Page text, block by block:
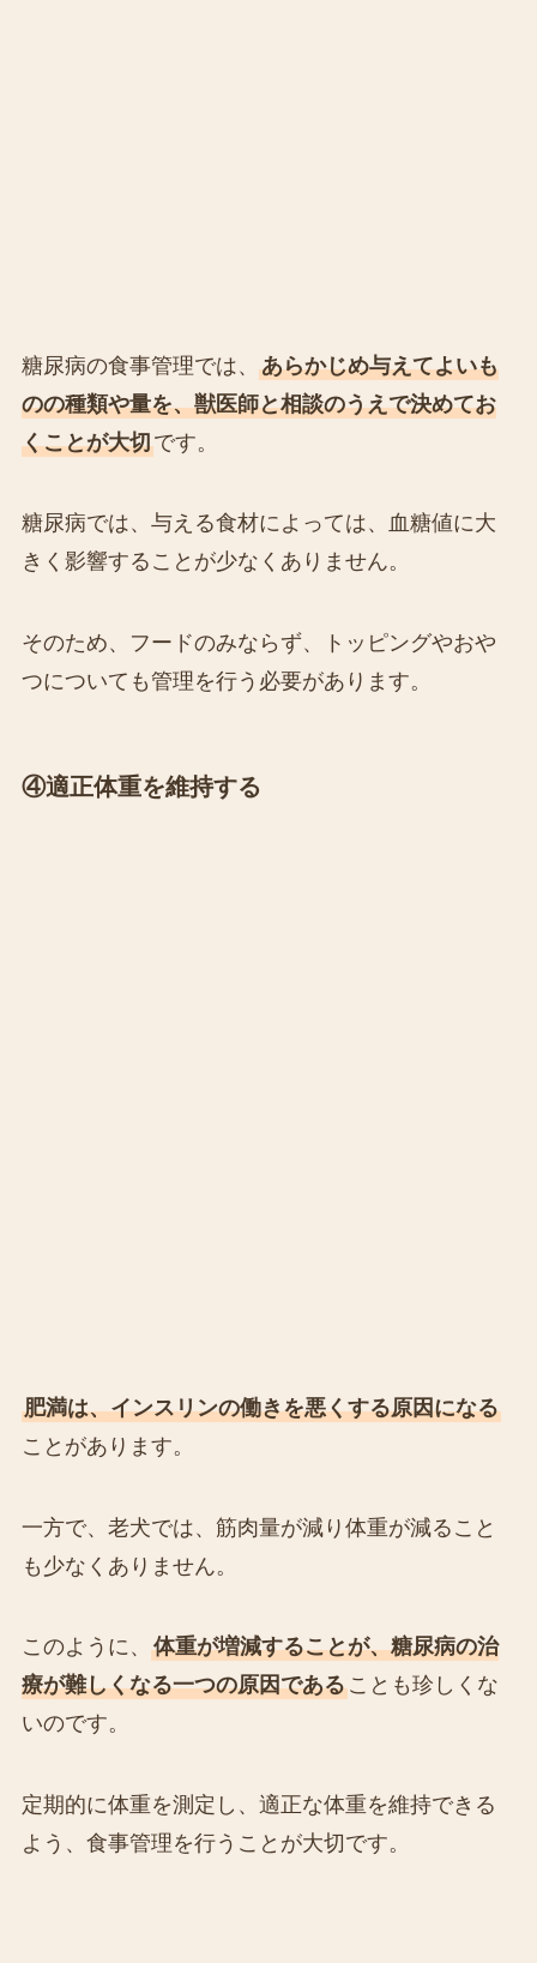
糖尿病の食事管理では、 あらかじめ与えてよいも
のの種類や量を、獣医師と相談のうえで決めてお
くことが大切です。
糖尿病では、与える食材によっては、血糖値に大
きく影響することが少なくありません。
そのため、フードのみならず、トッピングやおや
つについても管理を行う必要があります。
④適正体重を維持する
肥満は、インスリンの働きを悪くする原因になる
ことがあります。
一方で、老犬では、筋肉量が減り体重が減ること
も少なくありません。
このように、 体重が増減することが、糖尿病の治
療が難しくなる一つの原因であることも珍しくな
いのです。
定期的に体重を測定し、適正な体重を維持できる
よう、食事管理を行うことが大切です。